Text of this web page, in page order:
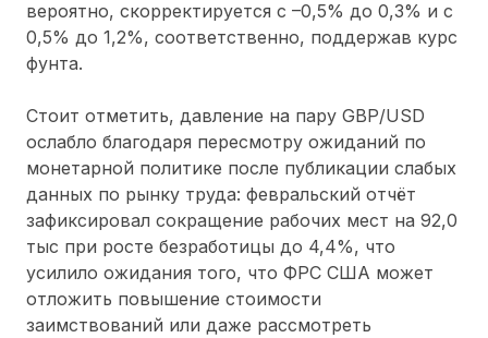
вероятно, скорректируется с –0,5% до 0,3% и с
0,5% до 1,2%, соответственно, поддержав курс
фунта.
Стоит отметить, давление на пару GBP/USD
ослабло благодаря пересмотру ожиданий по
монетарной политике после публикации слабых
данных по рынку труда: февральский отчёт
зафиксировал сокращение рабочих мест на 92,0
тыс при росте безработицы до 4,4%, что
усилило ожидания того, что ФРС США может
отложить повышение стоимости
заимствований или даже рассмотреть